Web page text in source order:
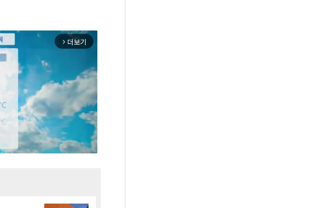
arrow_forward_ios 더보기